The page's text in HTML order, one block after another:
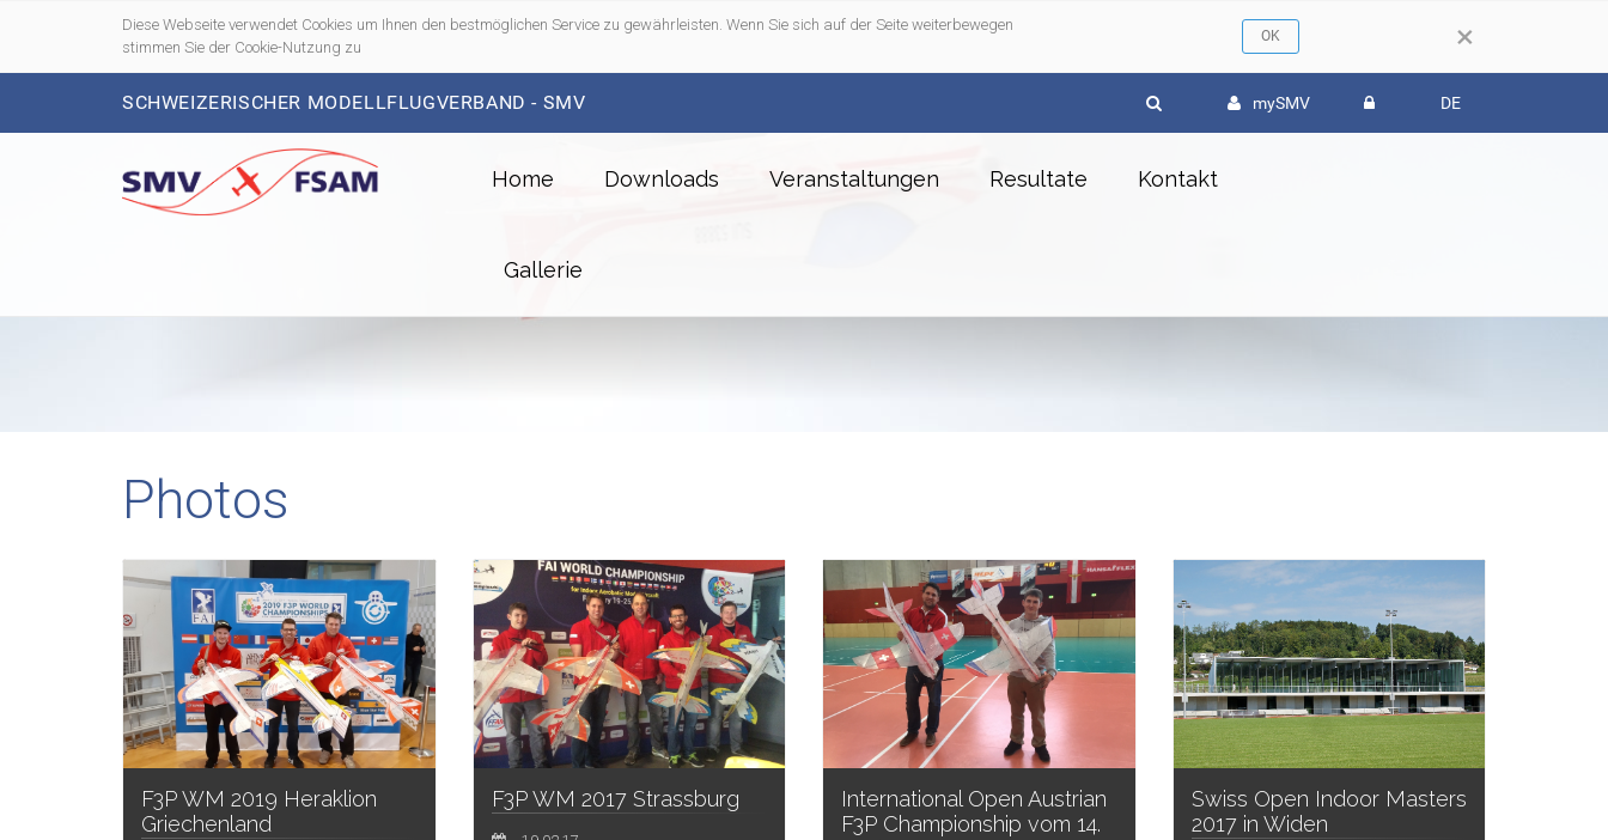
×
Diese Webseite verwendet Cookies um Ihnen den bestmöglichen Service zu gewährleisten. Wenn Sie sich auf der Seite weiterbewegen
stimmen Sie der Cookie-Nutzung zu
SCHWEIZERISCHER MODELLFLUGVERBAND - SMV mySMV DE
Home Downloads Veranstaltungen Resultate Kontakt
Gallerie
Photos
F3P WM 2019 Heraklion
Griechenland
F3P WM 2017 Strassburg
International Open Austrian
F3P Championship vom 14.
Swiss Open Indoor Masters
2017 in Widen